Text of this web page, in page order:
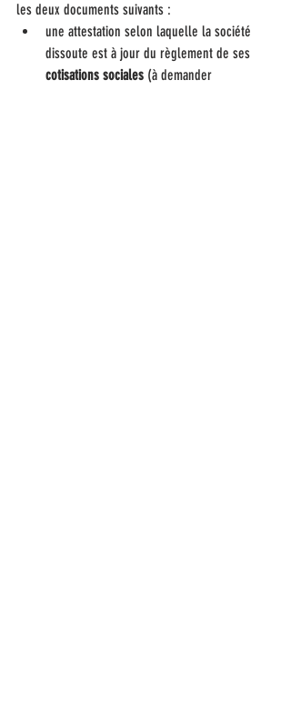
les deux documents suivants :
une attestation selon laquelle la société
dissoute est à jour du règlement de ses
cotisations sociales (à demander